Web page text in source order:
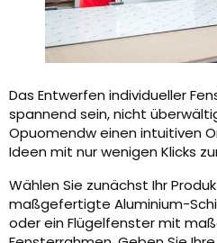
Das Entwerfen individueller
spannend sein, nicht
Opuomendw einen intuitiven
Ideen mit nur wenigen Klicks
Wählen Sie zunächst Ihr
maßgefertigte Aluminium-
oder ein Flügelfenster mit